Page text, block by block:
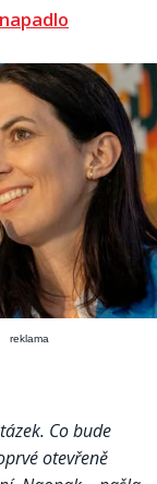
reklama
Co bude
otevřeně